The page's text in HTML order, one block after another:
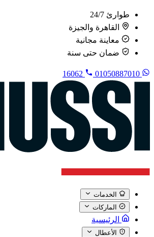
طوارئ 24/7
القاهرة والجيزة
معاينة مجانية
ضمان حتى سنة
01050887010
16062
الخدمات
الماركات
الرئيسية
الأعطال